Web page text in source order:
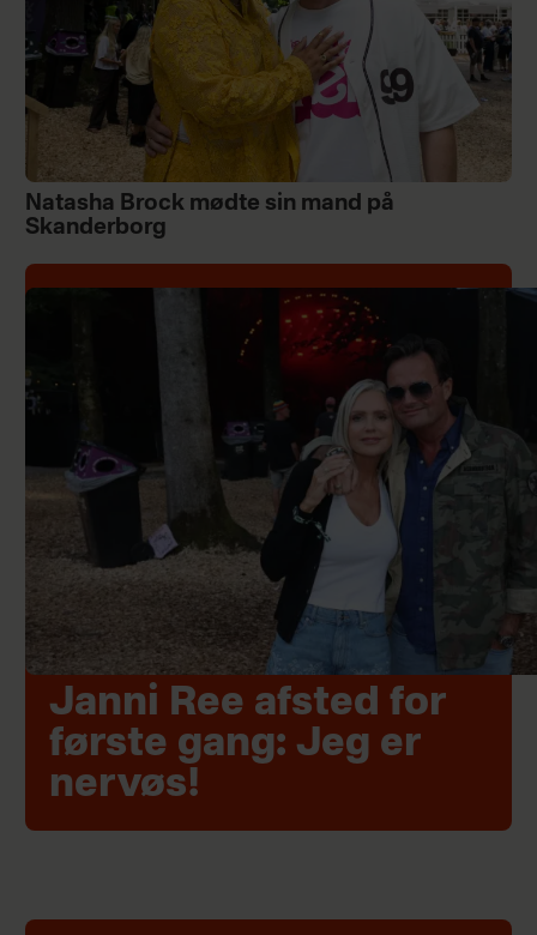
Natasha Brock mødte sin mand på
Skanderborg
Janni Ree afsted for
første gang: Jeg er
nervøs!